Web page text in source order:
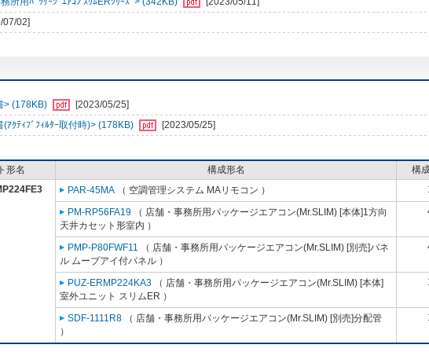
07/02]
> (178KB)
[2023/05/25]
ｱｸﾃｨﾌﾞﾌｨﾙﾀｰ取付時)> (178KB)
[2023/05/25]
形名 構成形名
構
PAR-45MA （ 空調管理システム MAリモコン ）
PM-RP56FA19 （ 店舗・事務所用パッケージエアコン(Mr.SLIM) [本体]1方向
天井カセット形室内 ）
PMP-P80FWF11 （ 店舗・事務所用パッケージエアコン(Mr.SLIM) [別売]パネ
ル ムーブアイ付パネル ）
PUZ-ERMP224KA3 （ 店舗・事務所用パッケージエアコン(Mr.SLIM) [本体]
室外ユニット スリムER ）
SDF-1111R8 （ 店舗・事務所用パッケージエアコン(Mr.SLIM) [別売]分配管
）